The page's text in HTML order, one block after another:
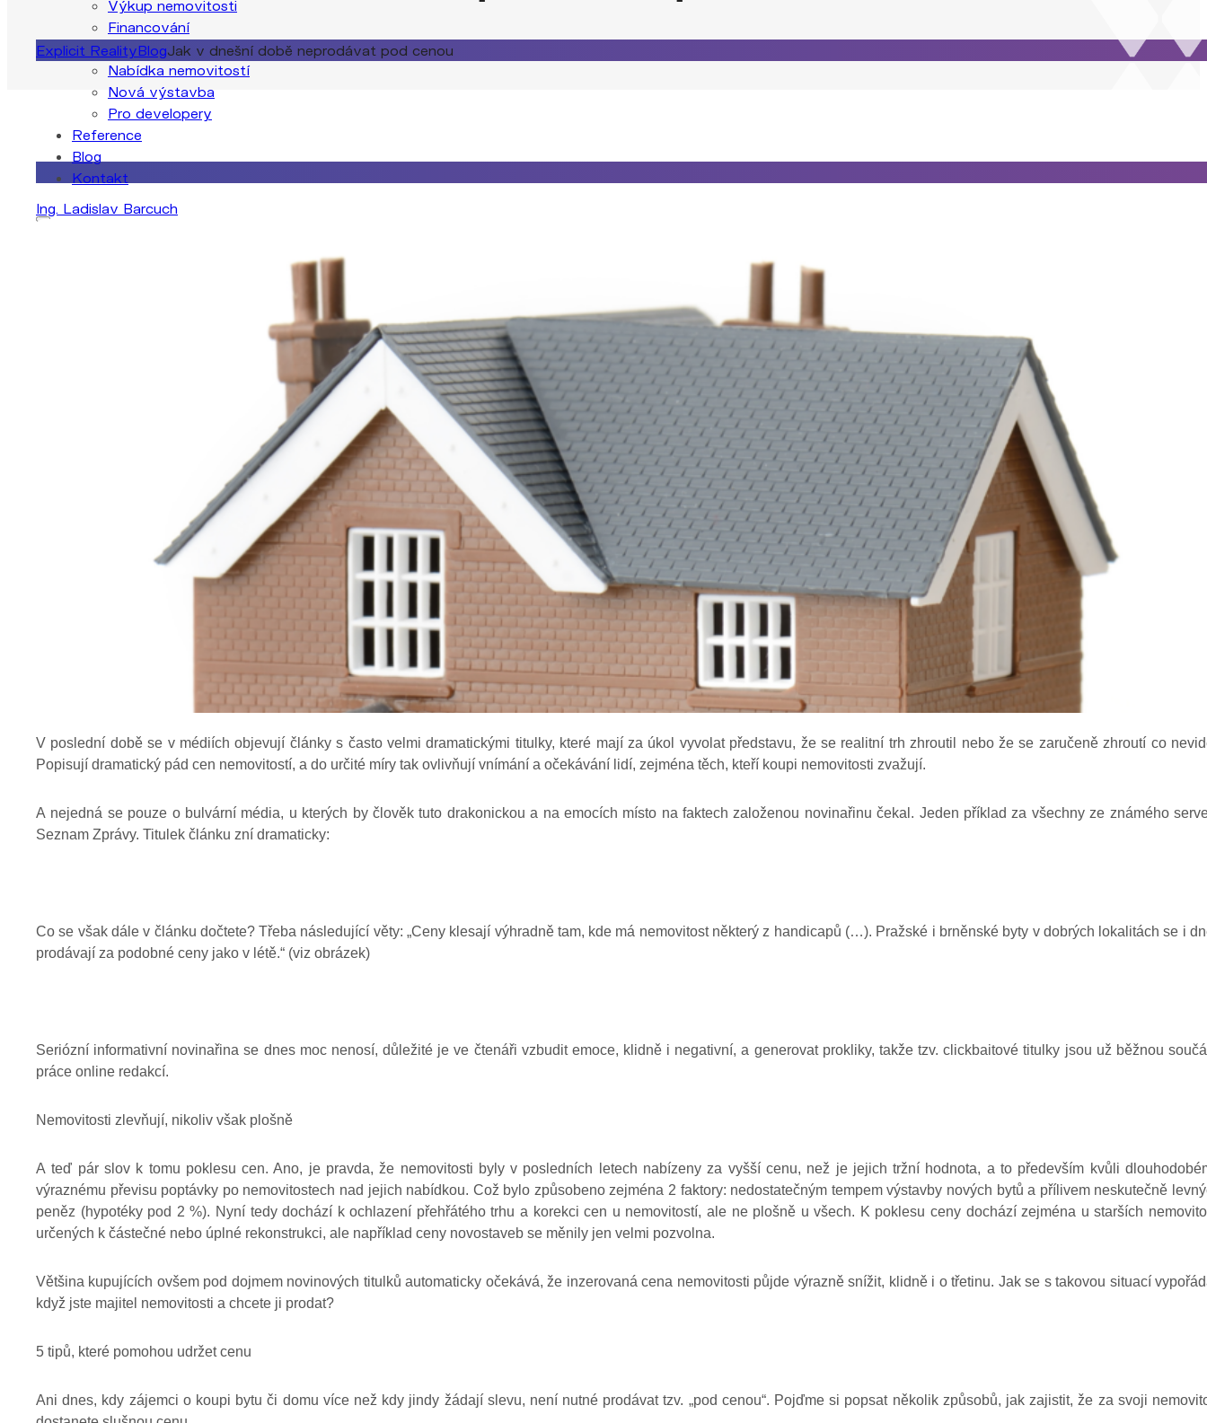
Výkup nemovitosti
Financování
Nemovitosti
Nabídka nemovitostí
Nová výstavba
Pro developery
Reference
Blog
Kontakt
Naše služby
Prodej nemovitosti
Pronájem nemovitosti
Výkup nemovitosti
Financování
Nemovitosti
Nabídka nemovitostí
Nová výstavba
Pro developery
Reference
Blog
Kontakt
Explicit RealityBlogJak v dnešní době neprodávat pod cenou
22. 3. 2023
Ing. Ladislav Barcuch
V poslední době se v médiích objevují články s často velmi dramatickými titulky, které mají za úkol vyvolat představu, že se realitní trh zhroutil nebo že se zaručeně zhroutí co
Popisují dramatický pád cen nemovitostí, a do určité míry tak ovlivňují vnímání a očekávání lidí, zejména těch, kteří koupi nemovitosti zvažují.
A nejedná se pouze o bulvární média, u kterých by člověk tuto drakonickou a na emocích místo na faktech založenou novinařinu čekal. Jeden příklad za všechny ze známého
Seznam Zprávy. Titulek článku zní dramaticky:
Co se však dále v článku dočtete? Třeba následující věty: „Ceny klesají výhradně tam, kde má nemovitost některý z handicapů (…). Pražské i brněnské byty v dobrých lokalitách se i
prodávají za podobné ceny jako v létě.“ (viz obrázek)
Seriózní informativní novinařina se dnes moc nenosí, důležité je ve čtenáři vzbudit emoce, klidně i negativní, a generovat prokliky, takže tzv. clickbaitové titulky jsou už běžnou
práce online redakcí.
Nemovitosti zlevňují, nikoliv však plošně
A teď pár slov k tomu poklesu cen. Ano, je pravda, že nemovitosti byly v posledních letech nabízeny za vyšší cenu, než je jejich tržní hodnota, a to především kvůli
výraznému převisu poptávky po nemovitostech nad jejich nabídkou. Což bylo způsobeno zejména 2 faktory: nedostatečným tempem výstavby nových bytů a přílivem neskutečně
peněz (hypotéky pod 2 %). Nyní tedy dochází k ochlazení přehřátého trhu a korekci cen u nemovitostí, ale ne plošně u všech. K poklesu ceny dochází zejména u starších
určených k částečné nebo úplné rekonstrukci, ale například ceny novostaveb se měnily jen velmi pozvolna.
Většina kupujících ovšem pod dojmem novinových titulků automaticky očekává, že inzerovaná cena nemovitosti půjde výrazně snížit, klidně i o třetinu. Jak se s takovou situací
když jste majitel nemovitosti a chcete ji prodat?
5 tipů, které pomohou udržet cenu
Ani dnes, kdy zájemci o koupi bytu či domu více než kdy jindy žádají slevu, není nutné prodávat tzv. „pod cenou“. Pojďme si popsat několik způsobů, jak zajistit, že za svoji